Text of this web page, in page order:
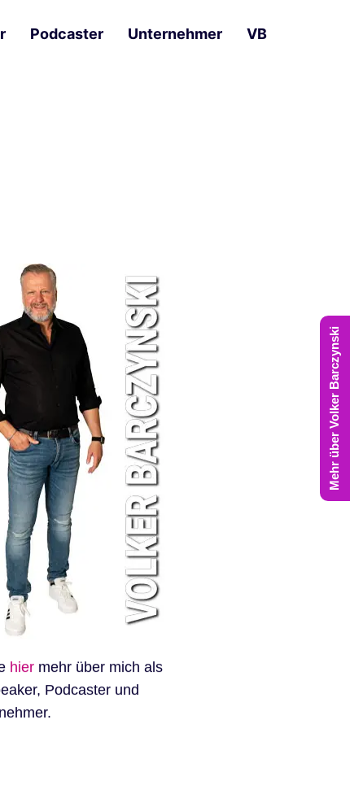
Podcaster Unternehmer VB
hiermehr über mich als
Podcaster und
Mehr über Volker Barczynski